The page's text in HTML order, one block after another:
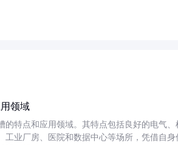
领域
的特点和应用领域。其特点包括良好的电气
工业厂房、医院和数据中心等场所，凭借自